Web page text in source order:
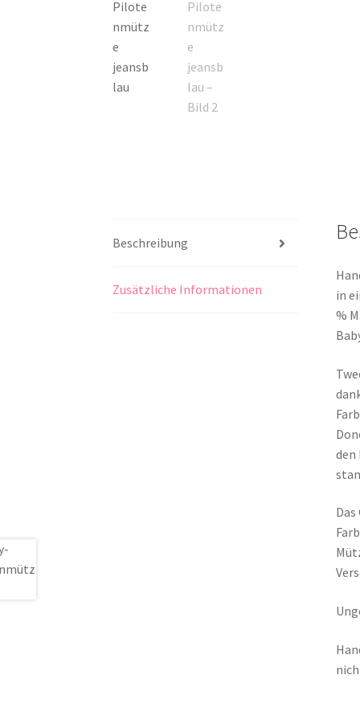
Beschreibung
Zusätzliche Informationen
in
%
den